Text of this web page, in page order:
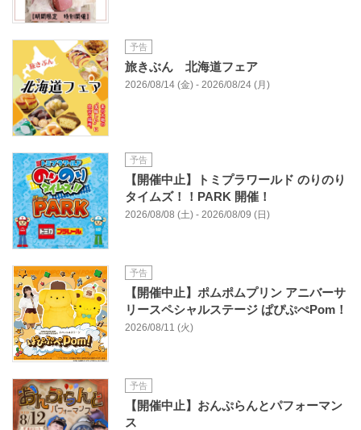
予告
旅きぶん 北海道フェア
2026/08/14 (金) - 2026/08/24 (月)
予告
【開催中止】トミプラワールド のりのり
タイムズ！！PARK 開催！
2026/08/08 (土) - 2026/08/09 (日)
予告
【開催中止】ポムポムプリン アニバーサ
リースペシャルステージ ぱぴぷぺPom！
2026/08/11 (火)
予告
【開催中止】おんぷらんとパフォーマン
ス